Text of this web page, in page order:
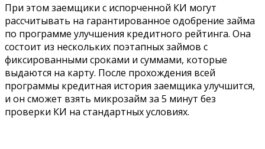
При этом заемщики с испорченной КИ могут
рассчитывать на гарантированное одобрение займа
по программе улучшения кредитного рейтинга. Она
состоит из нескольких поэтапных займов с
фиксированными сроками и суммами, которые
выдаются на карту. После прохождения всей
программы кредитная история заемщика улучшится,
и он сможет взять микрозайм за 5 минут без
проверки КИ на стандартных условиях.